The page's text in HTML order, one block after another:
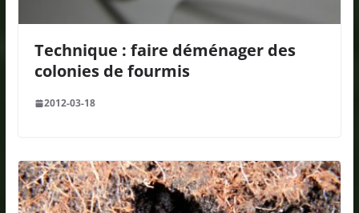
Technique : faire déménager des
colonies de fourmis
2012-03-18